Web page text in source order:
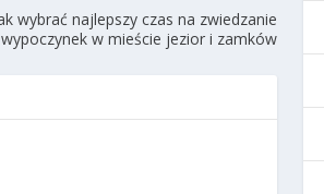
wybrać najlepszy czas na zwiedzanie
w mieście jezior i zamków